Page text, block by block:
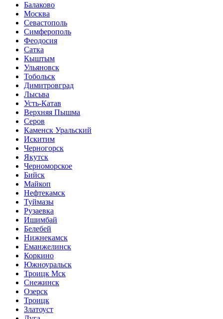
Балаково
Москва
Севастополь
Симферополь
Феодосия
Сатка
Кыштым
Ульяновск
Тобольск
Димитровград
Лысьва
Усть-Катав
Верхняя Пышма
Серов
Каменск Уральский
Искитим
Черногорск
Якутск
Черноморское
Бийск
Майкоп
Нефтекамск
Туймазы
Рузаевка
Ишимбай
Белебей
Нижнекамск
Еманжелинск
Коркино
Южноуральск
Троицк Мск
Снежинск
Озерск
Троицк
Златоуст